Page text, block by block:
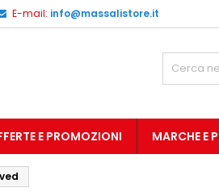
E-mail: info@massalistore.it
E PROMOZIONI MARCHE E